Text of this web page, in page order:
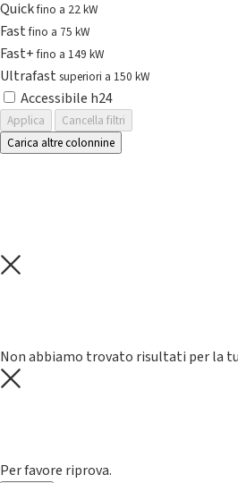
Quickfino a 22 kW
Fastfino a 75 kW
Fast+fino a 149 kW
Ultrafast superiori a 150 kW
Accessibile h24
Applica
Cancella filtri
Carica altre colonnine
Non abbiamo trovato risultati per la
Per favore riprova.